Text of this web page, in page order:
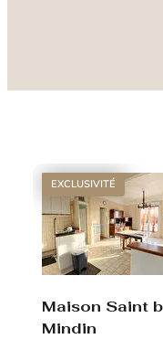
EXCLUSIVITÉ
Maison Saint
Mindin